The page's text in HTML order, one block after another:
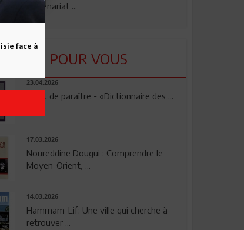
partenariat ...
LU POUR VOUS
23.04.2026
Vient de paraître - «Dictionnaire des ...
17.03.2026
Noureddine Dougui : Comprendre le
Moyen-Orient, ...
14.03.2026
Hammam-Lif: Une ville qui cherche à
retrouver ...
face à